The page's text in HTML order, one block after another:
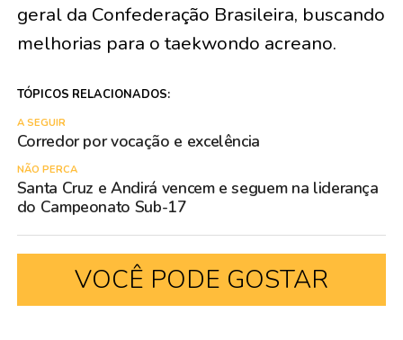
geral da Confederação Brasileira, buscando
melhorias para o taekwondo acreano.
TÓPICOS RELACIONADOS:
A SEGUIR
Corredor por vocação e excelência
NÃO PERCA
Santa Cruz e Andirá vencem e seguem na liderança
do Campeonato Sub-17
VOCÊ PODE GOSTAR